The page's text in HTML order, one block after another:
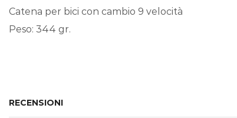
Catena per bici con cambio 9 velocità
Peso: 344 gr.
RECENSIONI